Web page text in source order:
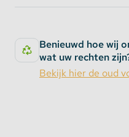
Benieuwd hoe wij
wat uw rechten
Bekijk hier de oud